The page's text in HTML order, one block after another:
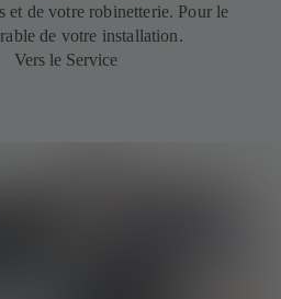
et de votre robinetterie. Pour le
de votre installation.
Vers le Service